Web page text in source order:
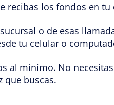
recibas los fondos en
o de esas
tu celular o
al mínimo. No
que buscas.